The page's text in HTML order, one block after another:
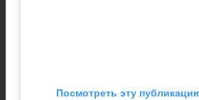
Посмотреть эту